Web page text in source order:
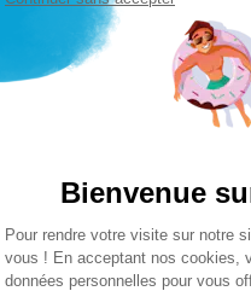
ou via le système
Bienvenue
Plateforme de
Pour rendre votre visite sur notre
vous ! En acceptant nos cookies,
données personnelles pour vous